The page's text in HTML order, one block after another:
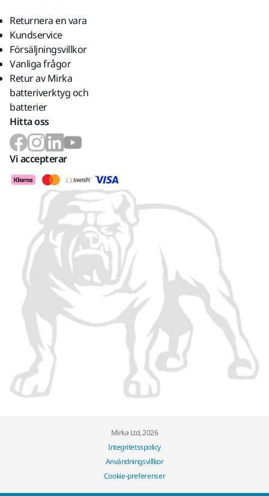
Returnera en vara
Kundservice
Försäljningsvillkor
Vanliga frågor
Retur av Mirka
batteriverktyg och
batterier
Hitta oss
Vi accepterar
Mirka Ltd, 2026
Integritetsspolicy
Användningsvillkor
Cookie-preferenser